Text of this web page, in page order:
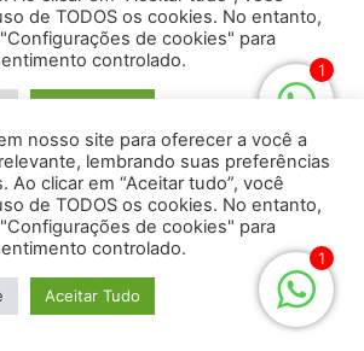
1
nosso site para oferecer a você a
lembrando suas preferências
Ao clicar em “Aceitar tudo”, você
de TODOS os cookies. No entanto,
de cookies" para
controlado.
Aceitar Tudo